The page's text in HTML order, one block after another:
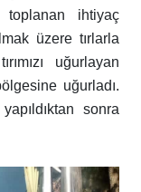
toplanan ihtiyaç
üzere tırlarla
uğurlayan
uğurladı.
sonra